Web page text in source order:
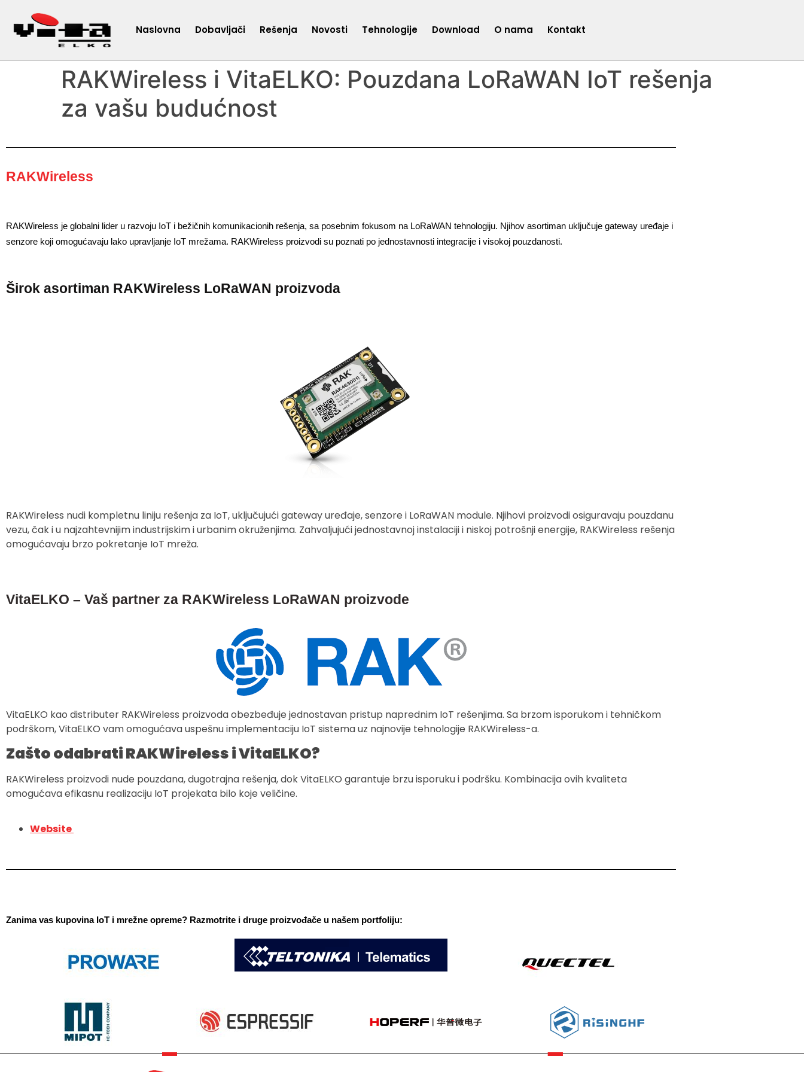
Naslovna Dobavljači Rešenja Novosti Tehnologije Download O nama Kontakt
RAKWireless i VitaELKO: Pouzdana LoRaWAN IoT rešenja
za vašu budućnost
RAKWireless
RAKWireless je globalni lider u razvoju IoT i bežičnih komunikacionih rešenja, sa posebnim fokusom na LoRaWAN tehnologiju. Njihov asortiman uključuje gateway uređaje i
senzore koji omogućavaju lako upravljanje IoT mrežama. RAKWireless proizvodi su poznati po jednostavnosti integracije i visokoj pouzdanosti.
Širok asortiman RAKWireless LoRaWAN proizvoda
RAKWireless nudi kompletnu liniju rešenja za IoT, uključujući gateway uređaje, senzore i LoRaWAN module. Njihovi proizvodi osiguravaju pouzdanu
vezu, čak i u najzahtevnijim industrijskim i urbanim okruženjima. Zahvaljujući jednostavnoj instalaciji i niskoj potrošnji energije, RAKWireless rešenja
omogućavaju brzo pokretanje IoT mreža.
VitaELKO – Vaš partner za RAKWireless LoRaWAN proizvode
VitaELKO kao distributer RAKWireless proizvoda obezbeđuje jednostavan pristup naprednim IoT rešenjima. Sa brzom isporukom i tehničkom
podrškom, VitaELKO vam omogućava uspešnu implementaciju IoT sistema uz najnovije tehnologije RAKWireless-a.
Zašto odabrati RAKWireless i VitaELKO?
RAKWireless proizvodi nude pouzdana, dugotrajna rešenja, dok VitaELKO garantuje brzu isporuku i podršku. Kombinacija ovih kvaliteta
omogućava efikasnu realizaciju IoT projekata bilo koje veličine.
Website
Zanima vas kupovina IoT i mrežne opreme? Razmotrite i druge proizvođače u našem portfoliju: